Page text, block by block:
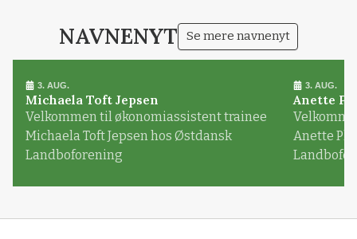
NAVNENYT Se mere navnenyt
3. AUG.
Michaela Toft Jepsen
Velkommen til økonomiassistent trainee
Michaela Toft Jepsen hos Østdansk
Landboforening
3. AUG.
Anette
Anette